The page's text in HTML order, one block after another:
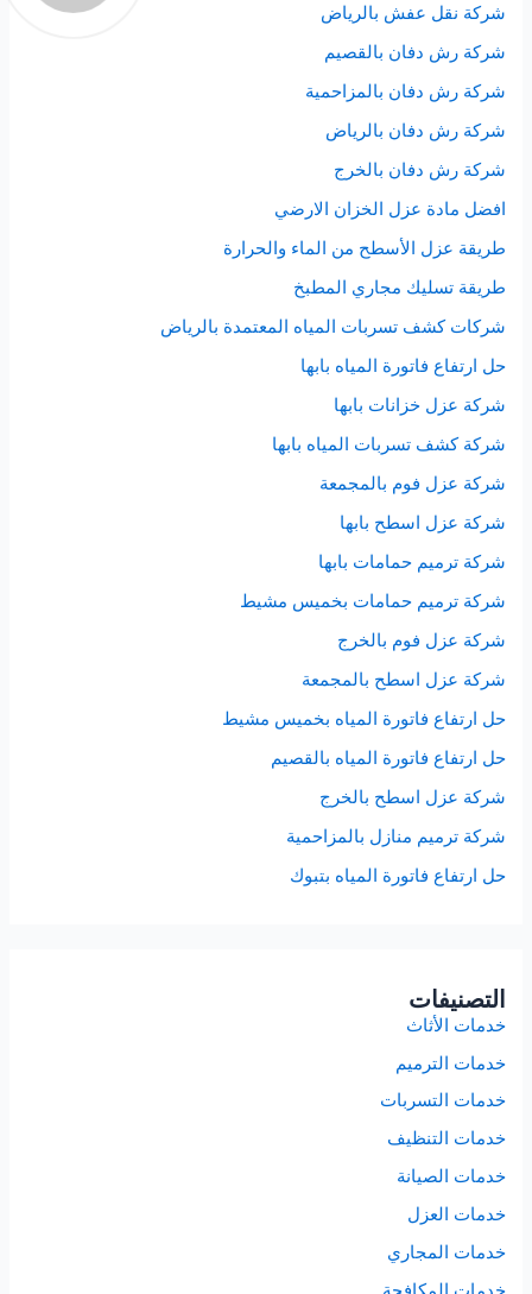
شركة نقل عفش بالرياض
شركة رش دفان بالقصيم
شركة رش دفان بالمزاحمية
شركة رش دفان بالرياض
شركة رش دفان بالخرج
افضل مادة عزل الخزان الارضي
طريقة عزل الأسطح من الماء والحرارة
طريقة تسليك مجاري المطبخ
شركات كشف تسربات المياه المعتمدة بالرياض
حل ارتفاع فاتورة المياه بابها
شركة عزل خزانات بابها
شركة كشف تسربات المياه بابها
شركة عزل فوم بالمجمعة
شركة عزل اسطح بابها
شركة ترميم حمامات بابها
شركة ترميم حمامات بخميس مشيط
شركة عزل فوم بالخرج
شركة عزل اسطح بالمجمعة
حل ارتفاع فاتورة المياه بخميس مشيط
حل ارتفاع فاتورة المياه بالقصيم
شركة عزل اسطح بالخرج
شركة ترميم منازل بالمزاحمية
حل ارتفاع فاتورة المياه بتبوك
التصنيفات
خدمات الأثاث
خدمات الترميم
خدمات التسربات
خدمات التنظيف
خدمات الصيانة
خدمات العزل
خدمات المجاري